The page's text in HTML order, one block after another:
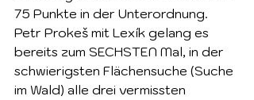
75 Punkte in der Unterordnung.
Petr Prokeš mit Lexík gelang es
bereits zum SECHSTEN Mal, in der
schwierigsten Flächensuche (Suche
im Wald) alle drei vermissten